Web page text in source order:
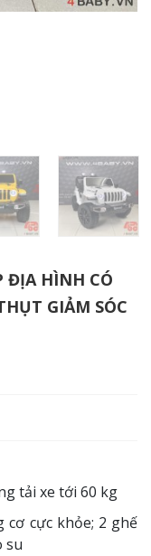
ĐỊA HÌNH CÓ
GIẢM SÓC
tải xe tới 60 kg
cơ cực khỏe; 2 ghế
su